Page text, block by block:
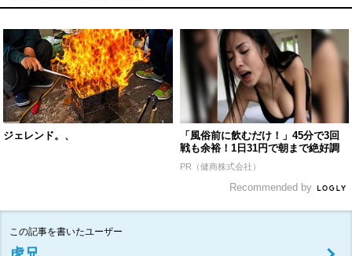
ジェレンド。、
「風俗前に飲むだけ！」45分で3回
戦も余裕！1日31円で朝まで絶好調
PR（健商株式会社）
Recommended by
この記事を書いたユーザー